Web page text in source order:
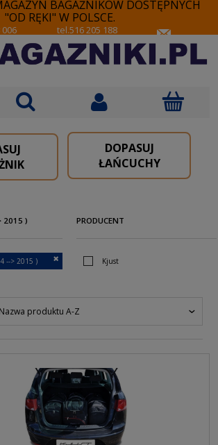
BAGAŻNIKÓW DOSTĘPNYCH
"OD RĘKI" W POLSCE.
tel.516 205 188
DOPASUJ
ŁAŃCUCHY
2015 )
--> 2015 )
PRODUCENT
Kjust
Nazwa produktu A-Z